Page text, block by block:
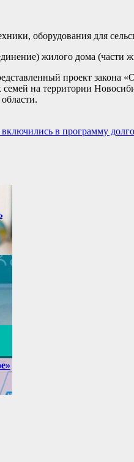
оборудования для
жилого дома (части
проект
на территории
в программу